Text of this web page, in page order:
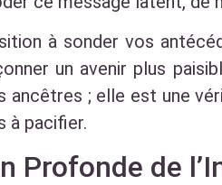
à sonder vos
un avenir plus
ancêtres ; elle est une
à pacifier.
Profonde de